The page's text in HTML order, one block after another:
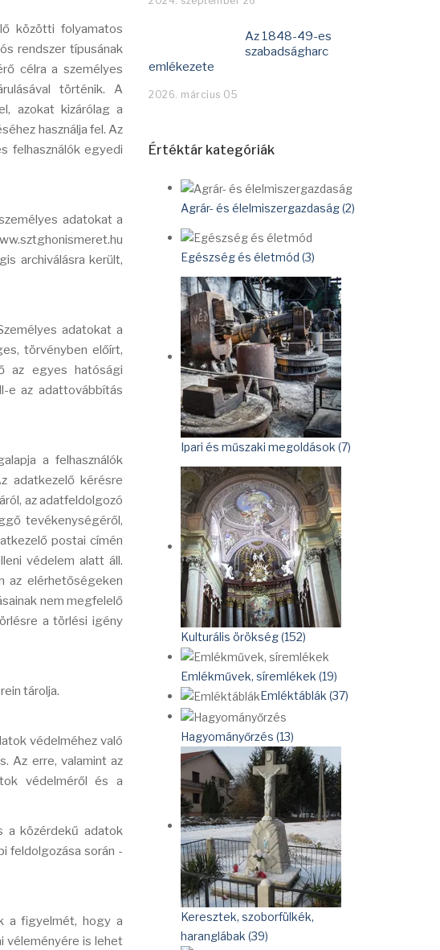
közötti folyamatos
rendszer típusának
célra a személyes
történik. A
azokat kizárólag a
használja fel. Az
felhasználók egyedi
adatokat a
archiválásra került,
adatokat a
törvényben előírt,
az egyes hatósági
e az adattovábbítás
a felhasználók
adatkezelő kérésre
az adatfeldolgozó
tevékenységéről,
postai címén
védelem alatt áll.
az elérhetőségeken
nem megfelelő
a törlési igény
tárolja.
védelméhez való
Az erre, valamint az
védelméről és a
a közérdekű adatok
feldolgozása során -
a figyelmét, hogy a
véleményére is lehet
Az 1848-49-es
szabadságharc
emlékezete
2026. március 05
Értéktár kategóriák
Agrár- és élelmiszergazdaság (2)
Egészség és életmód (3)
Ipari és műszaki megoldások (7)
Kulturális örökség (152)
Emlékművek, síremlékek (19)
Emléktáblák (37)
Hagyományőrzés (13)
Keresztek, szoborfülkék,
haranglábak (39)